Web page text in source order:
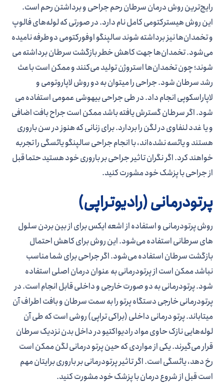
رایج­‌ترین روش درمان سرطان رحم جراحی و برداشتن رحم است.
این روش هیسترکتومی کامل نام دارد. در صورتی که لوله­‌های فالوپ
و تخمدان­‌ها نیز برداشته شوند سالپنگو اوفورکتومی دوطرفه نامیده
می‌­شود. تخمدان­‌ها جهت کاهش خطر بازگشت سرطان برداشته می­‌
شوند؛ چون تخمدان­‌ها استروژن تولید می­‌کنند و ممکن است باعث
رشد سرطان شود. جراحی را می­توان به دو روش لاپاروتومی و
لاپاراسکوپی انجام داد. در طی جراحی بیهوشی عمومی استفاده می­‌
شود. اگر سرطان گسترش یافته باشد ممکن است جراح بافت اضافی
و یا غدد لنفاوی در لگن را بردارد. برای زنانی که هنوز در سن باروری
هستند و یائسه نشده­‌اند، با انجام جراحی سالپنگو یائسگی را تجربه
خواهند کرد. اگر نگران تاثیر جراحی بر باروری خود هستید حتما قبل
از جراحی با پزشک خود مشورت کنید.
پرتودرمانی (رادیوتراپی)
روش پرتودرمانی و استفاده از اشعه ایکس برای از بین بردن سلول­‌
های سرطانی استفاده می‌­شود. این روش برای کاهش احتمال
بازگشت سرطان استفاده می­‌شود. اگر جراحی برای شما مناسب
نباشد ممکن است از پرتودرمانی به عنوان درمان اصلی استفاده
شود. پرتودرمانی به دو صورت خارجی و داخلی قابل انجام است. در
پرتودرمانی خارجی دستگاه پرتو را به سمت سرطان و بافت اطراف آن
می­تاباند. پرتو درمانی داخلی (براکی تراپی) روشی است که طی آن
لوله­‌هایی نازک حاوی مواد رادیواکتیو در داخل بدن نزدیک سرطان
قرار می­‌گیرند. یکی از مواردی که حین پرتو درمانی لگن ممکن است
رخ دهد، یائسگی است. اگر تاثیر پرتودرمانی بر باروری برایتان مهم
است قبل از شروع درمان با پزشک خود مشورت کنید.